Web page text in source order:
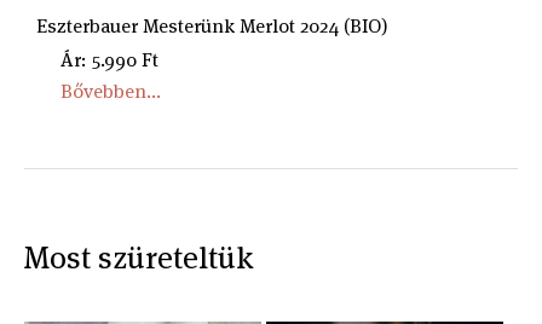
Eszterbauer Mesterünk Merlot 2024 (BIO)
Ár: 5.990 Ft
Bővebben...
Most szüreteltük